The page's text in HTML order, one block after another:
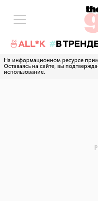
🍜ALL*K В
На информационном ресурсе
Оставаясь на сайте, вы
использование.